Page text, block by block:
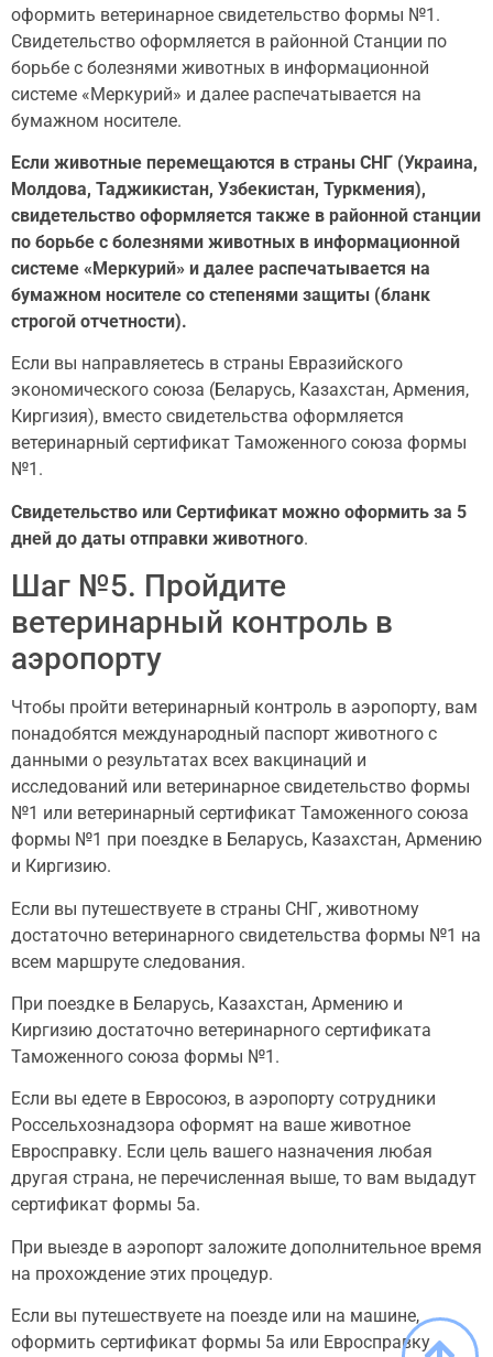
оформить ветеринарное свидетельство формы №1.
Свидетельство оформляется в районной Cтанции по
борьбе с болезнями животных в информационной
системе «Меркурий» и далее распечатывается на
бумажном носителе.
Если животные перемещаются в страны СНГ (Украина,
Молдова, Таджикистан, Узбекистан, Туркмения),
свидетельство оформляется также в районной станции
по борьбе с болезнями животных в информационной
системе «Меркурий» и далее распечатывается на
бумажном носителе со степенями защиты (бланк
строгой отчетности).
Если вы направляетесь в страны Евразийского
экономического союза (Беларусь, Казахстан, Армения,
Киргизия), вместо свидетельства оформляется
ветеринарный сертификат Таможенного союза формы
№1.
Свидетельство или Сертификат можно оформить за 5
дней до даты отправки животного.
Шаг №5. Пройдите
ветеринарный контроль в
аэропорту
Чтобы пройти ветеринарный контроль в аэропорту, вам
понадобятся международный паспорт животного с
данными о результатах всех вакцинаций и
исследований или ветеринарное свидетельство формы
№1 или ветеринарный сертификат Таможенного союза
формы №1 при поездке в Беларусь, Казахстан, Армению
и Киргизию.
Если вы путешествуете в страны СНГ, животному
достаточно ветеринарного свидетельства формы №1 на
всем маршруте следования.
При поездке в Беларусь, Казахстан, Армению и
Киргизию достаточно ветеринарного сертификата
Таможенного союза формы №1.
Если вы едете в Евросоюз, в аэропорту сотрудники
Россельхознадзора оформят на ваше животное
Евросправку. Если цель вашего назначения любая
другая страна, не перечисленная выше, то вам выдадут
сертификат формы 5а.
При выезде в аэропорт заложите дополнительное время
на прохождение этих процедур.
Если вы путешествуете на поезде или на машине,
оформить сертификат формы 5а или Евросправку